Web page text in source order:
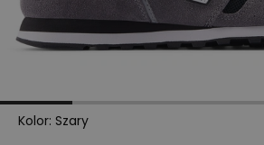
Kolor: Szary